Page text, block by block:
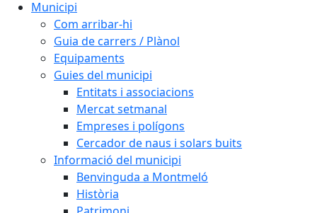
Municipi
Com arribar-hi
Guia de carrers / Plànol
Equipaments
Guies del municipi
Entitats i associacions
Mercat setmanal
Empreses i polígons
Cercador de naus i solars buits
Informació del municipi
Benvinguda a Montmeló
Història